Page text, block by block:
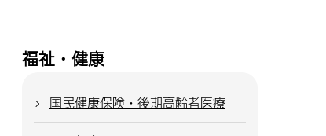
福祉・健康
国民健康保険・後期高齢者医療